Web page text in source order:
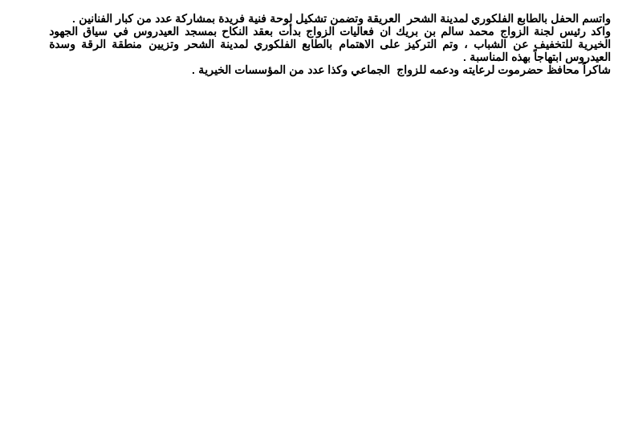
واتسم الحفل بالطابع الفلكوري لمدينة الشحر العريقة وتضمن تشكيل لوحة فنية فريدة بمشاركة عدد من كبار الفنانين .
واكد رئيس لجنة الزواج محمد سالم بن بريك ان فعاليات الزواج بدأت بعقد النكاح بمسجد العيدروس في سياق الجهود
الخيرية للتخفيف عن الشباب ، وتم التركيز على الاهتمام بالطابع الفلكوري لمدينة الشحر وتزيين منطقة الرقة وسدة
العيدروس ابتهاجاً بهذه المناسبة .
شاكراً محافظ حضرموت لرعايته ودعمه للزواج الجماعي وكذا عدد من المؤسسات الخيرية .